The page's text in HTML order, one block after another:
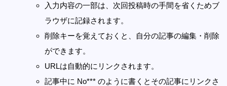
入力内容の一部は、次回投稿時の手間を省くためブ
ラウザに記録されます。
削除キーを覚えておくと、自分の記事の編集・削除
ができます。
URLは自動的にリンクされます。
記事中に No*** のように書くとその記事にリンクさ